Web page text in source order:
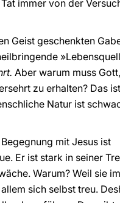
immer von der
Geist geschenkten
Aber warum muss Gott,
zu erhalten? Das
Natur ist
mit Jesus ist
Er ist stark in seiner
Warum? Weil sie im
sich selbst treu.